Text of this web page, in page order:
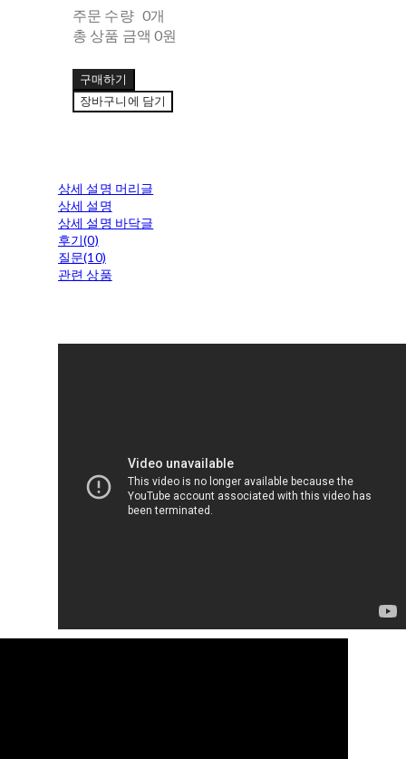
주문 수량 0개
총 상품 금액 0원
구매하기
장바구니에 담기
상세 설명 머리글
상세 설명
상세 설명 바닥글
후기(0)
질문(10)
관련 상품